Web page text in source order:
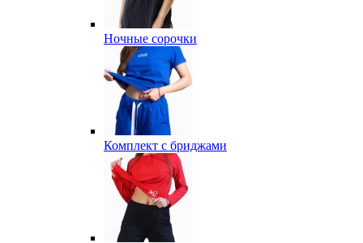
Ночные сорочки
Комплект с бриджами